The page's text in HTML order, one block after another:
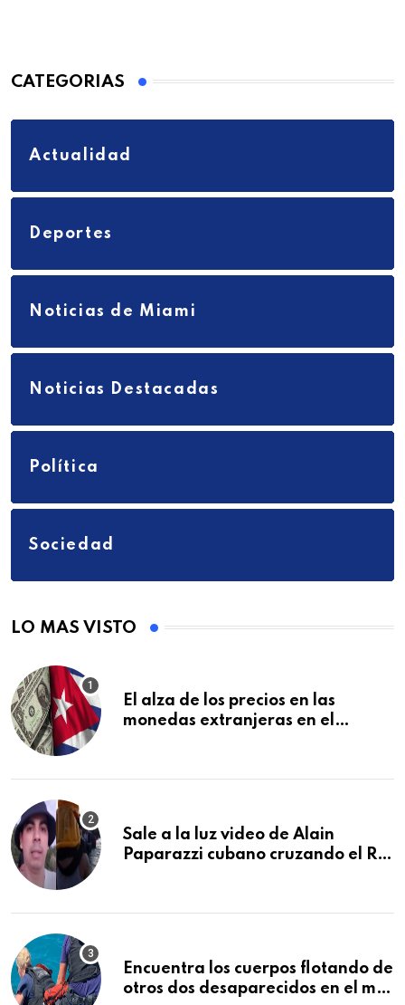
CATEGORIAS
Actualidad
Deportes
Noticias de Miami
Noticias Destacadas
Política
Sociedad
LO MAS VISTO
El alza de los precios en las
monedas extranjeras en el
Sale a la luz video de Alain
Paparazzi cubano cruzando el Río
Encuentra los cuerpos flotando de
otros dos desaparecidos en el mar